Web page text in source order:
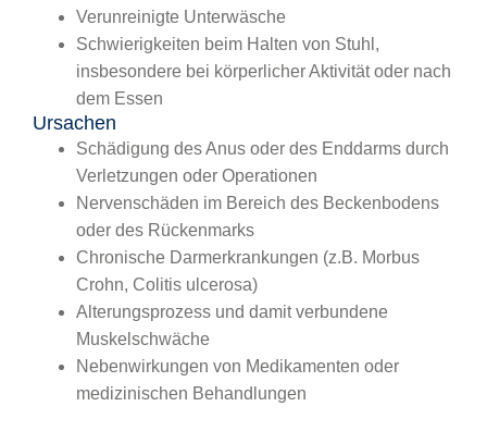
Verunreinigte Unterwäsche
Schwierigkeiten beim Halten von Stuhl,
insbesondere bei körperlicher Aktivität oder nach
dem Essen
Ursachen
Schädigung des Anus oder des Enddarms durch
Verletzungen oder Operationen
Nervenschäden im Bereich des Beckenbodens
oder des Rückenmarks
Chronische Darmerkrankungen (z.B. Morbus
Crohn, Colitis ulcerosa)
Alterungsprozess und damit verbundene
Muskelschwäche
Nebenwirkungen von Medikamenten oder
medizinischen Behandlungen